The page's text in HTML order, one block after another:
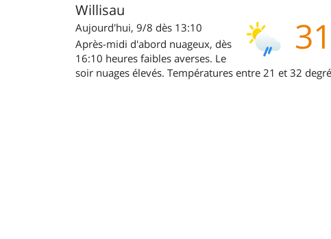
Willisau
Aujourd'hui, 9/8 dès 13:10
Après-midi d'abord nuageux, dès
16:10 heures faibles averses. Le
soir nuages élevés. Températures entre 21 et 32